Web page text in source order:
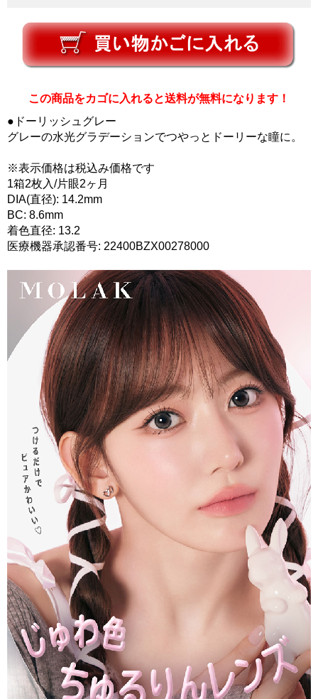
この商品をカゴに入れると送料が無料になります！
●ドーリッシュグレー
グレーの水光グラデーションでつやっとドーリーな瞳に。
※表示価格は税込み価格です
1箱2枚入/片眼2ヶ月
DIA(直径): 14.2mm
BC: 8.6mm
着色直径: 13.2
医療機器承認番号: 22400BZX00278000